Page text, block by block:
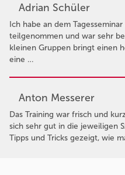
Adrian Schüler
Ich habe an dem
teilgenommen und war sehr
kleinen Gruppen bringt einen
eine …
Anton Messerer
Das Training war frisch und
sich sehr gut in die jeweiligen
Tipps und Tricks gezeigt, wie